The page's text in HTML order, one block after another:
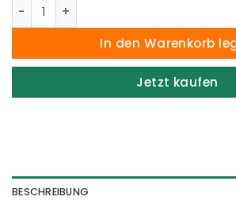
Hempcare Sleep 10% Menge
In den Warenkorb
Jetzt kaufen
BESCHREIBUNG